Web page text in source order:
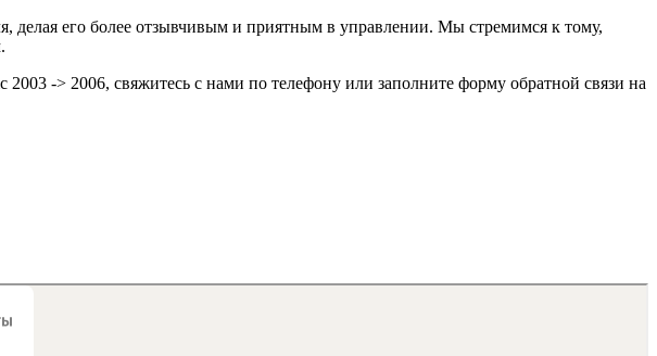
делая его более отзывчивым и приятным в управлении. Мы стремимся к тому,
-> 2006, свяжитесь с нами по телефону или заполните форму обратной связи на